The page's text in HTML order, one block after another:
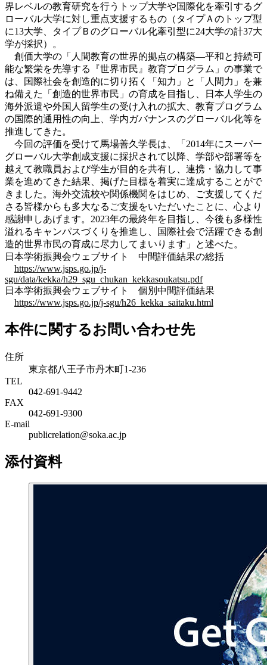
界レベルの教育研究を行うトップ大学や国際化を牽引するグ
ローバル大学に対し重点支援するもの（タイプＡのトップ型
に13大学、タイプＢのグローバル化牽引型に24大学の計37大
学が採択）。
創価大学の「人間教育の世界的拠点の構築―平和と持続可
能な繁栄を先導する『世界市民』教育プログラム」の事業で
は、国際社会を創造的に切り拓く「知力」と「人間力」を兼
ね備えた「創造的世界市民」の育成を目指し、日本人学生の
海外派遣や外国人留学生の受け入れの拡大、教育プログラム
の国際的通用性の向上、学内ガバナンスのグローバル化等を
推進してきた。
今回の評価を受けて馬場善久学長は、「2014年にスーパー
グローバル大学創成支援に採択されて以降、学部や部署等を
越えて教職員および学生が目的を共有し、連携・協力して事
業を進めてきた結果、掲げた目標を着実に達成することがで
きました。海外交流校や関係機関をはじめ、ご支援してくだ
さる皆様からも多大なるご支援をいただいたことに、心より
感謝申しあげます。2023年の最終年を目指し、今後も多様性
溢れるキャンパスづくりを推進し、国際社会で活躍できる創
造的世界市民の育成に尽力してまいります」と述べた。
日本学術振興会ウェブサイト 中間評価結果の総括
https://www.jsps.go.jp/j-
sgu/data/kekka/h29_sgu_chukan_kekkasoukatsu.pdf
日本学術振興会ウェブサイト 個別中間評価結果
https://www.jsps.go.jp/j-sgu/h26_kekka_saitaku.html
本件に関するお問い合わせ先
住所
東京都八王子市丹木町1-236
TEL
042-691-9442
FAX
042-691-9300
E-mail
publicrelation@soka.ac.jp
添付資料